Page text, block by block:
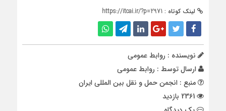
لینک کوتاه : https://itcai.ir/?p=2971
نویسنده : روابط عمومی
ارسال توسط : روابط عمومی
منبع : انجمن حمل و نقل بین المللی ایران